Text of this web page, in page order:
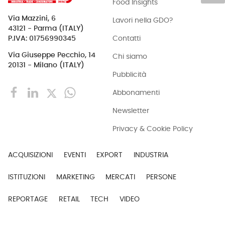
Via Mazzini, 6
43121 - Parma (ITALY)
P.IVA: 01756990345
Via Giuseppe Pecchio, 14
20131 - Milano (ITALY)
Food Insights
Lavori nella GDO?
Contatti
Chi siamo
Pubblicità
Abbonamenti
Newsletter
Privacy & Cookie Policy
ACQUISIZIONI EVENTI EXPORT INDUSTRIA
ISTITUZIONI MARKETING MERCATI PERSONE
REPORTAGE RETAIL TECH VIDEO